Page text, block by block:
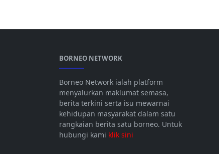
BORNEO NETWORK
Borneo Network ialah platform
menyalurkan maklumat semasa,
berita terkini serta isu mewarnai
kehidupan masyarakat dalam satu
rangkaian berita satu borneo. Untuk
hubungi kami klik sini